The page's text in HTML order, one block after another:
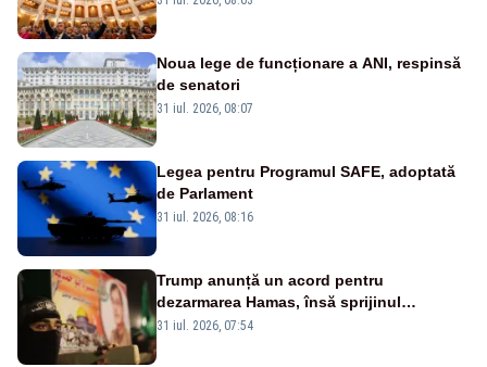
Noua lege de funcționare a ANI, respinsă
de senatori
31 iul. 2026, 08:07
Legea pentru Programul SAFE, adoptată
de Parlament
31 iul. 2026, 08:16
Trump anunță un acord pentru
dezarmarea Hamas, însă sprijinul
Israelului rămâne incert
31 iul. 2026, 07:54